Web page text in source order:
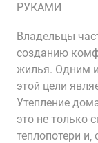
РУКАМИ
Владельцы
созданию
жилья. Одним
этой цели
Утепление
это не только
теплопотери